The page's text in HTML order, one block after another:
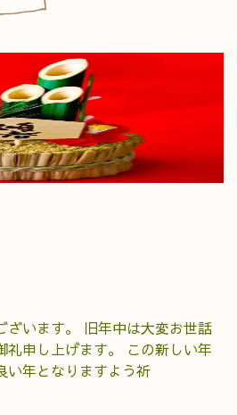
ざいます。 旧年中は大変お世話
礼申し上げます。 この新しい年
い年となりますよう祈